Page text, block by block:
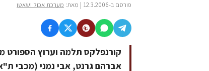
פורסם ב-12.3.2006 | מאת: מערכת אכול ושאטו
קורנפלקס תלמה וערוץ
אברהם גרנט, אבי נמני (מכבי